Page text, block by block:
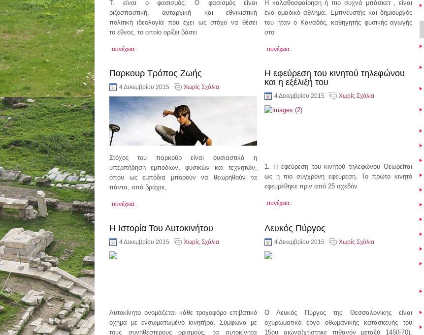
Τι είναι ο φασισμός; Ο φασισμός είναι
ριζοσπαστική, αυταρχική και εθνικιστική
πολιτική ιδεολογία που έχει ως στόχο να θέσει
το έθνος, το οποίο ορίζει βάσει
συνέχεια..
Η καλαθοσφαίρηση ή πιο συχνά μπάσκετ , είναι
ένα ομαδικό άθλημα. Εμπνευστής και δημιουργός
του ήταν ο Καναδός, καθηγητής φυσικής αγωγής
στο
συνέχεια..
Παρκουρ Τρόπος Ζωής
4 Δεκεμβρίου 2015 Χωρίς Σχόλια
Στόχος του παρκούρ είναι ουσιαστικά η
υπερπήδηση εμποδίων, φυσικών και τεχνητών,
όπου ως εμπόδια μπορούν να θεωρηθούν τα
πάντα, από βράχοι,
συνέχεια..
Η εφεύρεση του κινητού τηλεφώνου
και η εξέλιξή του
4 Δεκεμβρίου 2015 Χωρίς Σχόλια
1. Η εφεύρεση του κινητού τηλεφώνου Θεωρείται
ως η πιο σύγχρονη εφεύρεση. Το πρώτο κινητό
εφευρέθηκε πριν από 25 σχεδόν
συνέχεια..
Η Ιστορία Του Αυτοκινήτου
4 Δεκεμβρίου 2015 Χωρίς Σχόλια
Αυτοκίνητο ονομάζεται κάθε τροχοφόρο επιβατικό
όχημα με ενσωματωμένο κινητήρα. Σύμφωνα με
τους συνηθέστερους ορισμούς, τα αυτοκίνητα
Λευκός Πύργος
4 Δεκεμβρίου 2015 Χωρίς Σχόλια
Ο Λευκός Πύργος της Θεσσαλονίκης είναι
οχυρωματικό έργο οθωμανικής κατασκευής του
15ου αιώνα(χτίστηκε πιθανόν μεταξύ 1450-70).